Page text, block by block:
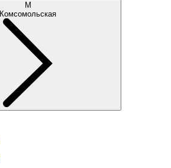
М
Комсомольская